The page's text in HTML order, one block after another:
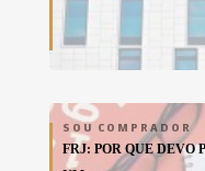
SOU COMPRADOR
FRJ: POR QUE DEVO